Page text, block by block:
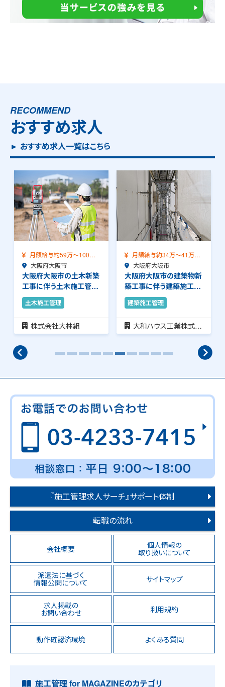
RECOMMEND
おすすめ求人
► おすすめ求人一覧はこちら
月額給与約59万～100万
（前職給与保証…
大阪府大阪市
大阪府大阪市の土木新築
工事に伴う土木施工管理
のお仕事です。安…
土木施工管理
株式会社大林組
月額給与約34万～41万
（前職給与保証）…
大阪府大阪市
大阪府大阪市の建築物新
築工事に伴う建築施工管
理のお仕事です。…
建築施工管理
大和ハウス工業株式会
社
『施工管理求人サーチ』サポート体制
転職の流れ
会社概要 個人情報の
取り扱いについて
派遣法に基づく
情報公開について サイトマップ
求人掲載の
お問い合わせ 利用規約
動作確認済環境 よくある質問
施工管理 for MAGAZINEのカテゴリ